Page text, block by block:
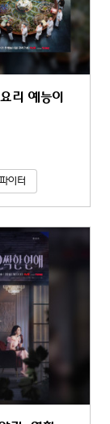
리 예능이
이터